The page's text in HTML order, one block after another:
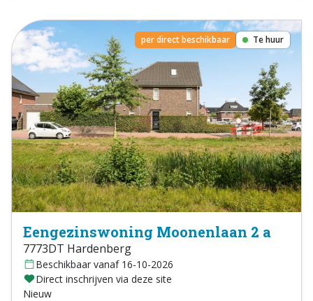
per direct beschikbaar Te huur
Eengezinswoning Moonenlaan 2 a
7773DT Hardenberg
Beschikbaar vanaf 16-10-2026
Direct inschrijven via deze site
Nieuw